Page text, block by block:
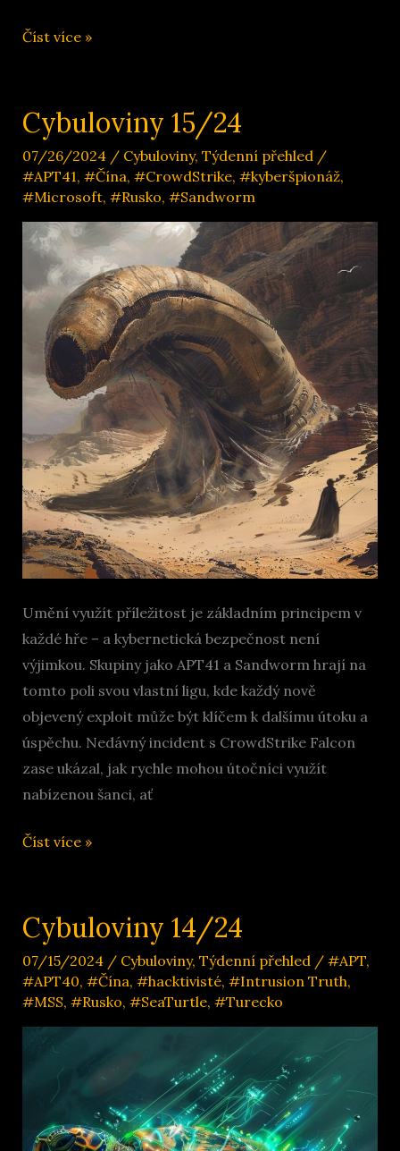
Cybuloviny
Číst více »
Cybuloviny 15/24
07/26/2024 / Cybuloviny, Týdenní přehled/
#APT41, #Čína, #CrowdStrike, #kyberšpionáž,
#Microsoft, #Rusko, #Sandworm
Umění využít příležitost je základním principem v
každé hře – a kybernetická bezpečnost není
výjimkou. Skupiny jako APT41 a Sandworm hrají na
tomto poli svou vlastní ligu, kde každý nově
objevený exploit může být klíčem k dalšímu útoku a
úspěchu. Nedávný incident s CrowdStrike Falcon
zase ukázal, jak rychle mohou útočníci využít
nabízenou šanci, ať
Cybuloviny
Číst více »
Cybuloviny 14/24
07/15/2024 / Cybuloviny, Týdenní přehled / #APT,
#APT40, #Čína, #hacktivisté, #Intrusion Truth,
#MSS, #Rusko, #SeaTurtle, #Turecko